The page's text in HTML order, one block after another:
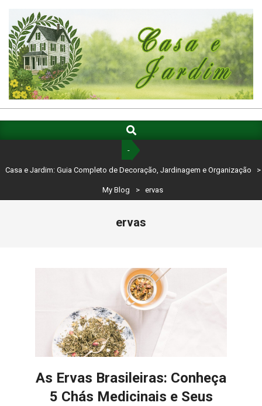
content
CASA
E
GUIA
COMPLETO
DECORAÇÃO,
ORGANIZAÇÃO
Navigation
Search
-
Casa e Jardim: Guia Completo de Decoração, Jardinagem e Organização >
My Blog > ervas
ervas
As Ervas Brasileiras: Conheça
5 Chás Medicinais e Seus